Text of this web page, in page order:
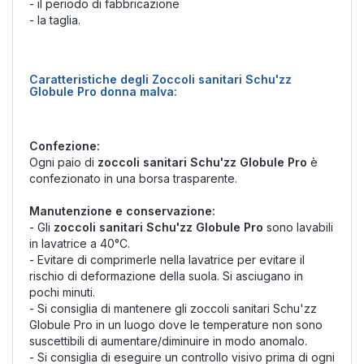
- il periodo di fabbricazione
- la taglia.
Caratteristiche degli Zoccoli sanitari Schu'zz
Globule Pro donna malva:
Confezione:
Ogni paio di zoccoli sanitari Schu'zz Globule Pro è
confezionato in una borsa trasparente.
Manutenzione e conservazione:
- Gli zoccoli sanitari Schu'zz Globule Pro sono lavabili
in lavatrice a 40°C.
- Evitare di comprimerle nella lavatrice per evitare il
rischio di deformazione della suola. Si asciugano in
pochi minuti.
- Si consiglia di mantenere gli zoccoli sanitari Schu'zz
Globule Pro in un luogo dove le temperature non sono
suscettibili di aumentare/diminuire in modo anomalo.
- Si consiglia di eseguire un controllo visivo prima di ogni